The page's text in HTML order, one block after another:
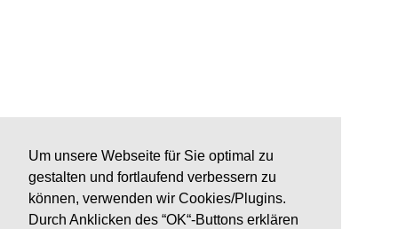
Um unsere Webseite für Sie optimal zu
gestalten und fortlaufend verbessern zu
können, verwenden wir Cookies/Plugins.
Durch Anklicken des “OK“-Buttons erklären